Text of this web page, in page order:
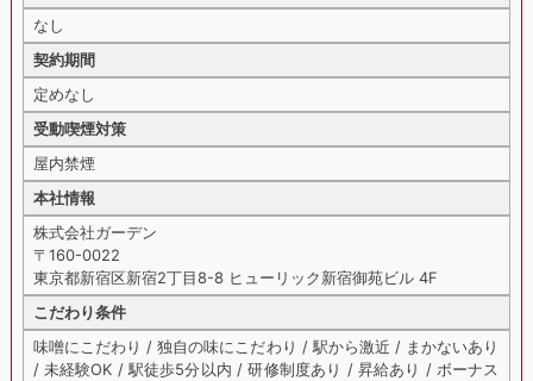
なし
契約期間
定めなし
受動喫煙対策
屋内禁煙
本社情報
株式会社ガーデン
〒160-0022
東京都新宿区新宿2丁目8-8 ヒューリック新宿御苑ビル 4F
こだわり条件
味噌にこだわり / 独自の味にこだわり / 駅から激近 / まかないあり
/ 未経験OK / 駅徒歩5分以内 / 研修制度あり / 昇給あり / ボーナス